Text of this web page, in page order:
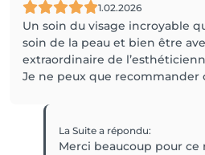
1.02.2026
Un soin du visage incroyable
soin de la peau et bien être
extraordinaire de
Je ne peux que recommander
La Suitea répondu:
Merci beaucoup pour